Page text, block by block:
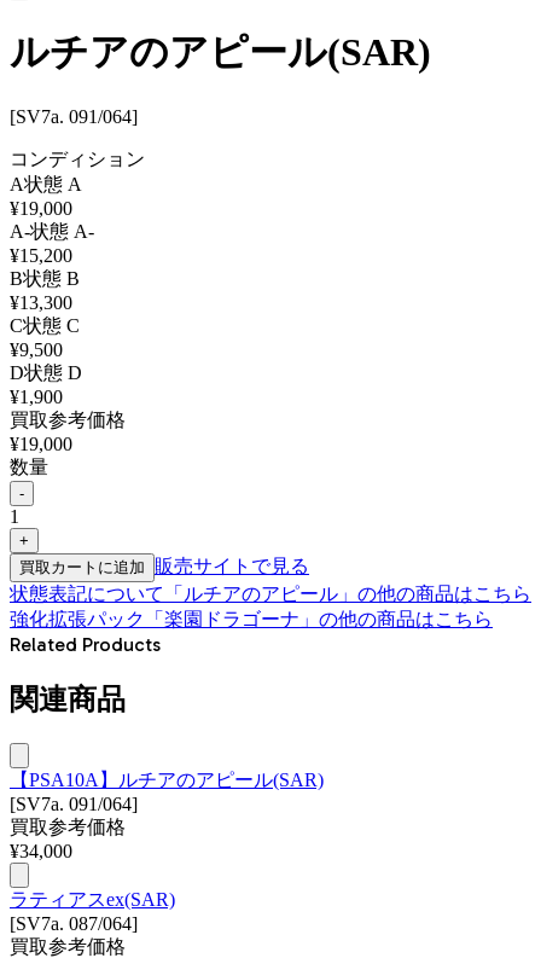
ルチアのアピール(SAR)
[SV7a. 091/064]
コンディション
A状態 A
¥19,000
A-状態 A-
¥15,200
B状態 B
¥13,300
C状態 C
¥9,500
D状態 D
¥1,900
買取参考価格
¥19,000
数量
-
1
+
買取カートに追加
販売サイトで見る
状態表記について
「 ルチアのアピール 」の他の商品はこちら
強化拡張パック「楽園ドラゴーナ」 の他の商品はこちら
Related Products
関連商品
【PSA10A】ルチアのアピール(SAR)
[SV7a. 091/064]
買取参考価格
¥34,000
ラティアスex(SAR)
[SV7a. 087/064]
買取参考価格